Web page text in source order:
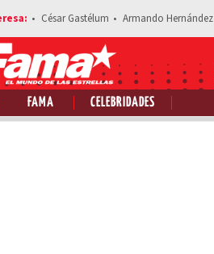
César Gastélum Armando Hernández
FAMA CELEBRIDADES